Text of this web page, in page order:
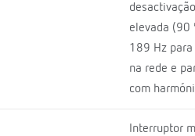
elevada (90
189 Hz
na rede e
com
Interruptor